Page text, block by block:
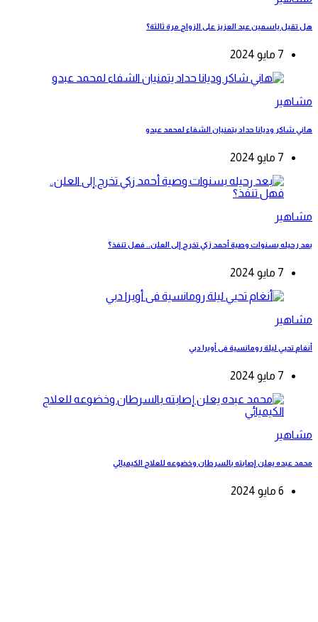
هل تقبل ياسمين عبد العزيز على الزواج مرة ثالثة؟
7 مايو 2024
مشاهير
هاني شاكر وديانا حداد يتمنيان الشفاء لمحمد عبدو
7 مايو 2024
مشاهير
بعد رحيله بسنوات وصية أحمد زكي تخرج إلى العلن.. فهل تنفذ؟
7 مايو 2024
مشاهير
أنغام تحيي ليلة رومانسية فى أوبرا دبي
7 مايو 2024
مشاهير
محمد عبده يعلن إصابته بالسرطان وخضوعه للعلاج الكيميائي
6 مايو 2024